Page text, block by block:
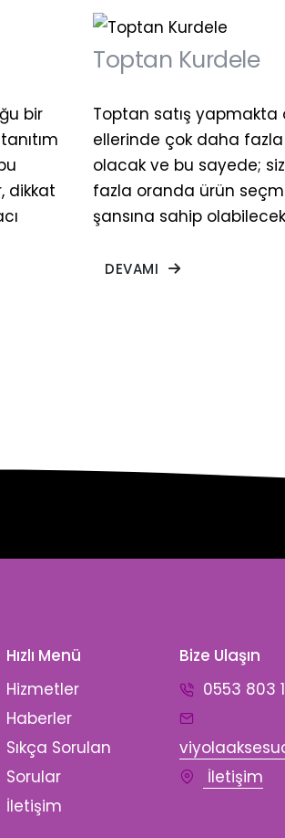
bir
dikkat
Toptan Kurdele
Toptan satış yapmakta
ellerinde çok daha
olacak ve bu sayede;
fazla oranda ürün
şansına sahip
DEVAMI
Hızlı Menü
Hizmetler
Haberler
Sıkça Sorulan
Sorular
İletişim
Bize Ulaşın
0553 803
İletişim